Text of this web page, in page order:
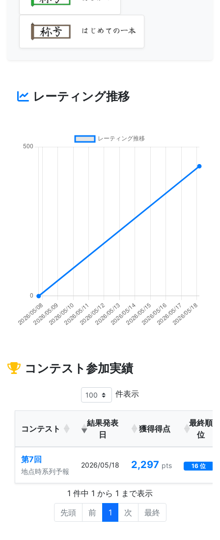
はじめての一本
レーティング推移
コンテスト参加実績
件表示
コンテスト
結果発表
日
獲得得点
最終順
位
第7回
地点時系列予報
2026/05/18 2,297 pts 16 位
1 件中 1 から 1 まで表示
先頭
前 1 次 最終